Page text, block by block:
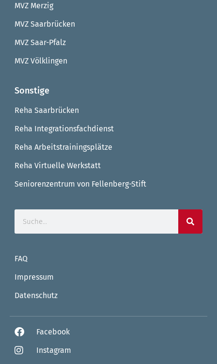
MVZ Merzig
MVZ Saarbrücken
MVZ Saar-Pfalz
MVZ Völklingen
Sonstige
Reha Saarbrücken
Reha Integrationsfachdienst
Reha Arbeitstrainingsplätze
Reha Virtuelle Werkstatt
Seniorenzentrum von Fellenberg-Stift
FAQ
Impressum
Datenschutz
Facebook
Instagram